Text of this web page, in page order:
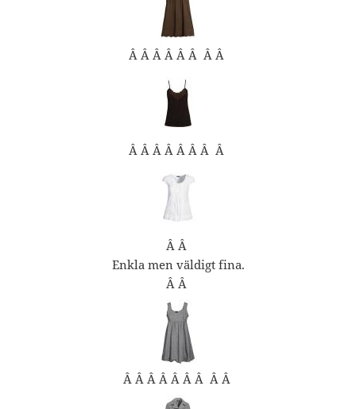
Â Â Â Â Â Â Â Â
Â Â Â Â Â Â Â Â
Â Â
Enkla men väldigt fina.
Â Â
Â Â Â Â Â Â Â Â Â